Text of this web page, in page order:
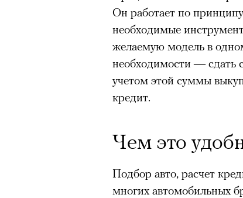
Он работает по
необходимые
желаемую модель в
необходимости — сдать
учетом этой суммы
кредит.
Чем это
Подбор авто, расчет
многих автомобильных